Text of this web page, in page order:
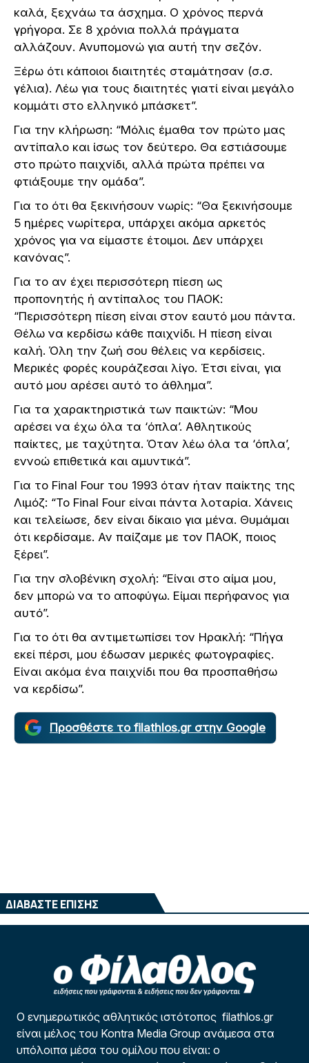
καλά, ξεχνάω τα άσχημα. Ο χρόνος περνά
γρήγορα. Σε 8 χρόνια πολλά πράγματα
αλλάζουν. Ανυπομονώ για αυτή την σεζόν.
Ξέρω ότι κάποιοι διαιτητές σταμάτησαν (σ.σ.
γέλια). Λέω για τους διαιτητές γιατί είναι μεγάλο
κομμάτι στο ελληνικό μπάσκετ”.
Για την κλήρωση: “Μόλις έμαθα τον πρώτο μας
αντίπαλο και ίσως τον δεύτερο. Θα εστιάσουμε
στο πρώτο παιχνίδι, αλλά πρώτα πρέπει να
φτιάξουμε την ομάδα”.
Για το ότι θα ξεκινήσουν νωρίς: “Θα ξεκινήσουμε
5 ημέρες νωρίτερα, υπάρχει ακόμα αρκετός
χρόνος για να είμαστε έτοιμοι. Δεν υπάρχει
κανόνας”.
Για το αν έχει περισσότερη πίεση ως
προπονητής ή αντίπαλος του ΠΑΟΚ:
“Περισσότερη πίεση είναι στον εαυτό μου πάντα.
Θέλω να κερδίσω κάθε παιχνίδι. Η πίεση είναι
καλή. Όλη την ζωή σου θέλεις να κερδίσεις.
Μερικές φορές κουράζεσαι λίγο. Έτσι είναι, για
αυτό μου αρέσει αυτό το άθλημα”.
Για τα χαρακτηριστικά των παικτών: “Μου
αρέσει να έχω όλα τα ‘όπλα’. Αθλητικούς
παίκτες, με ταχύτητα. Όταν λέω όλα τα ‘όπλα’,
εννοώ επιθετικά και αμυντικά”.
Για το Final Four του 1993 όταν ήταν παίκτης της
Λιμόζ: “Το Final Four είναι πάντα λοταρία. Χάνεις
και τελείωσε, δεν είναι δίκαιο για μένα. Θυμάμαι
ότι κερδίσαμε. Αν παίζαμε με τον ΠΑΟΚ, ποιος
ξέρει”.
Για την σλοβένικη σχολή: “Είναι στο αίμα μου,
δεν μπορώ να το αποφύγω. Είμαι περήφανος για
αυτό”.
Για το ότι θα αντιμετωπίσει τον Ηρακλή: “Πήγα
εκεί πέρσι, μου έδωσαν μερικές φωτογραφίες.
Είναι ακόμα ένα παιχνίδι που θα προσπαθήσω
να κερδίσω”.
Προσθέστε το filathlos.gr στην Google
ΔΙΑΒΑΣΤΕ ΕΠΙΣΗΣ
Ο ενημερωτικός αθλητικός ιστότοπος filathlos.gr
είναι μέλος του Kontra Media Group ανάμεσα στα
υπόλοιπα μέσα του ομίλου που είναι: ο